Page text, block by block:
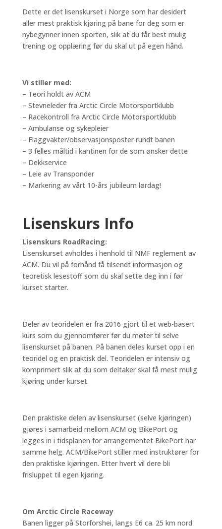
Dette er det lisenskurset i Norge som har desidert
aller mest praktisk kjøring på bane for deg som er
nybegynner innen sporten, slik at du får best mulig
trening og opplæring før du skal ut på egen hånd.
Vi stiller med:
– Teori holdt av ACM
– Stevneleder fra Arctic Circle Motorsportklubb
– Racekontroll fra Arctic Circle Motorsportklubb
– Ambulanse og sykepleier
– Flaggvakter/observasjonsposter rundt banen
– 3 felles måltid i kantinen for de som ønsker dette
– Dekkservice
– Leie av Transponder
– Markering av vårt 10-års jubileum lørdag!
Lisenskurs Info
Lisenskurs RoadRacing:
Lisenskurset avholdes i henhold til NMF reglement av
ACM. Du vil på forhånd få tilsendt informasjon og
teoretisk lesestoff som du skal sette deg inn i før
kurset starter.
Deler av teoridelen er fra 2016 gjort til et web-basert
kurs som du gjennomfører før du møter til selve
lisenskurset på banen. På banen deles kurset opp i en
teoridel og en praktisk del. Teoridelen er intensiv og
komprimert slik at du som deltaker skal få mest mulig
kjøring under kurset.
Den praktiske delen av lisenskurset (selve kjøringen)
gjøres i samarbeid mellom ACM og BikePort og
legges in i tidsplanen for arrangementet BikePort har
samme helg. ACM/BikePort stiller med instruktører for
den praktiske kjøringen. Etter hvert vil dere bli
frisluppet til egen kjøring.
Om Arctic Circle Raceway
Banen ligger på Storforshei, langs E6 ca. 25 km nord